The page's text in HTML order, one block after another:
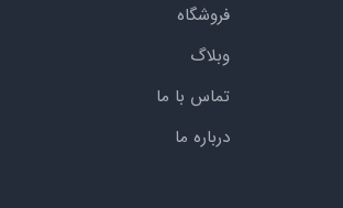
فروشگاه
وبلاگ
تماس با ما
درباره ما